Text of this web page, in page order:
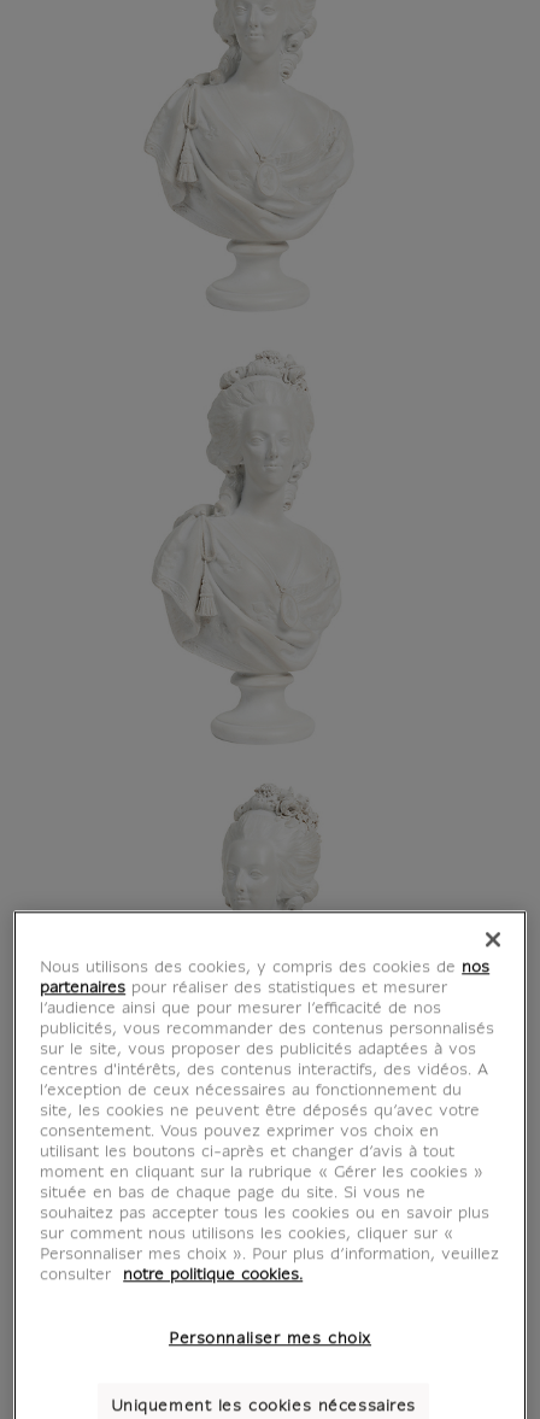
Nous utilisons des cookies, y compris des cookies de nos
partenaires pour réaliser des statistiques et mesurer
l’audience ainsi que pour mesurer l’efficacité de nos
publicités, vous recommander des contenus personnalisés
sur le site, vous proposer des publicités adaptées à vos
centres d'intérêts, des contenus interactifs, des vidéos. A
l’exception de ceux nécessaires au fonctionnement du
site, les cookies ne peuvent être déposés qu’avec votre
consentement. Vous pouvez exprimer vos choix en
utilisant les boutons ci-après et changer d’avis à tout
moment en cliquant sur la rubrique « Gérer les cookies »
située en bas de chaque page du site. Si vous ne
souhaitez pas accepter tous les cookies ou en savoir plus
sur comment nous utilisons les cookies, cliquer sur «
Personnaliser mes choix ». Pour plus d’information, veuillez
consulter
notre politique cookies.
Personnaliser mes choix
Uniquement les cookies nécessaires